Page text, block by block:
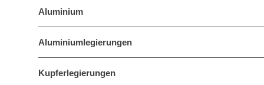
Aluminium
Aluminiumlegierungen
Kupferlegierungen